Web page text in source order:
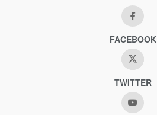
FACEBOOK
TWITTER